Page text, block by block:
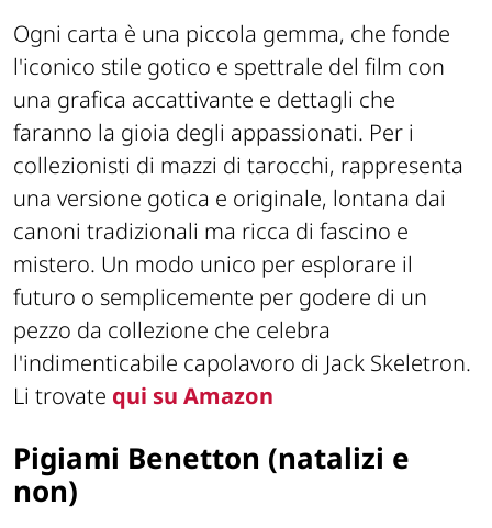
Ogni carta è una piccola gemma, che fonde
l'iconico stile gotico e spettrale del film con
una grafica accattivante e dettagli che
faranno la gioia degli appassionati. Per i
collezionisti di mazzi di tarocchi, rappresenta
una versione gotica e originale, lontana dai
canoni tradizionali ma ricca di fascino e
mistero. Un modo unico per esplorare il
futuro o semplicemente per godere di un
pezzo da collezione che celebra
l'indimenticabile capolavoro di Jack Skeletron.
Li trovate qui su Amazon
Pigiami Benetton (natalizi e
non)